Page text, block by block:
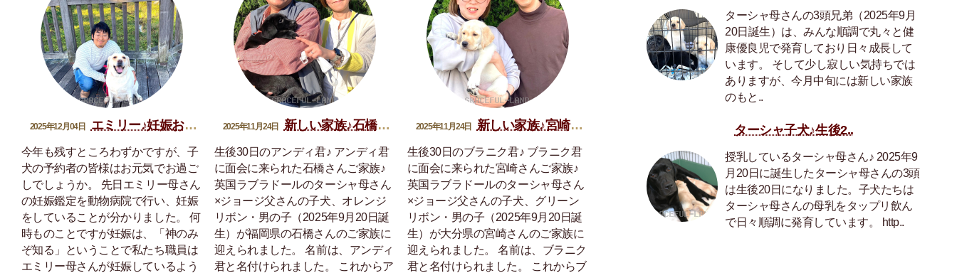
2025年12月04日 エミリー♪妊娠おめでとう
今年も残すところわずかですが、子
犬の予約者の皆様はお元気でお過ご
しでしょうか。 先日エミリー母さん
の妊娠鑑定を動物病院で行い、妊娠
をしていることが分かりました。 何
時ものことですが妊娠は、「神のみ
ぞ知る」ということで私たち職員は
エミリー母さんが妊娠しているよう
2025年11月24日 新しい家族♪石橋アンディ君
生後30日のアンディ君♪ アンディ君
に面会に来られた石橋さんご家族♪
英国ラブラドールのターシャ母さん
×ジョージ父さんの子犬、オレンジ
リボン・男の子（2025年9月20日誕
生）が福岡県の石橋さんのご家族に
迎えられました。 名前は、アンディ
君と名付けられました。 これからア
2025年11月24日 新しい家族♪宮崎ブラニク君
生後30日のブラニク君♪ ブラニク君
に面会に来られた宮崎さんご家族♪
英国ラブラドールのターシャ母さん
×ジョージ父さんの子犬、グリーン
リボン・男の子（2025年9月20日誕
生）が大分県の宮崎さんのご家族に
迎えられました。 名前は、ブラニク
君と名付けられました。 これからブ
ターシャ母さんの3頭兄弟（2025年9月
20日誕生）は、みんな順調で丸々と健
康優良児で発育しており日々成長して
います。 そして少し寂しい気持ちでは
ありますが、今月中旬には新しい家族
のもと..
ターシャ子犬♪生後2..
授乳しているターシャ母さん♪ 2025年9
月20日に誕生したターシャ母さんの3頭
は生後20日になりました。子犬たちは
ターシャ母さんの母乳をタップリ飲ん
で日々順調に発育しています。 http..